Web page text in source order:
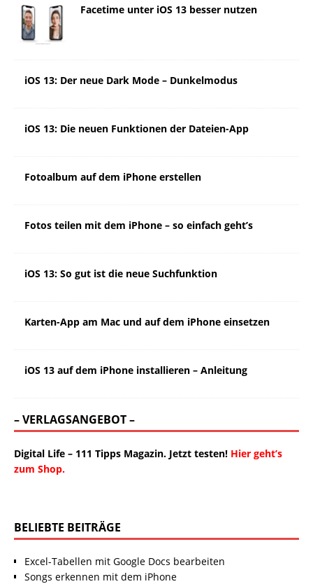
Facetime unter iOS 13 besser nutzen
iOS 13: Der neue Dark Mode – Dunkelmodus
iOS 13: Die neuen Funktionen der Dateien-App
Fotoalbum auf dem iPhone erstellen
Fotos teilen mit dem iPhone – so einfach geht’s
iOS 13: So gut ist die neue Suchfunktion
Karten-App am Mac und auf dem iPhone einsetzen
iOS 13 auf dem iPhone installieren – Anleitung
– VERLAGSANGEBOT –
Digital Life – 111 Tipps Magazin. Jetzt testen! Hier geht’s
zum Shop.
BELIEBTE BEITRÄGE
Excel-Tabellen mit Google Docs bearbeiten
Songs erkennen mit dem iPhone